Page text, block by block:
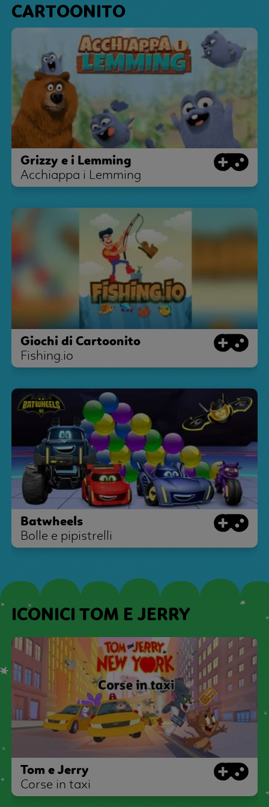
CARTOONITO
Grizzy e i Lemming
Acchiappa i Lemming
Giochi di Cartoonito
Fishing.io
Batwheels
Bolle e pipistrelli
ICONICI TOM E JERRY
Tom e Jerry
Corse in taxi